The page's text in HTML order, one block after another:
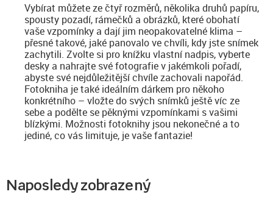
Vybírat můžete ze čtyř rozměrů, několika druhů papíru,
spousty pozadí, rámečků a obrázků, které obohatí
vaše vzpomínky a dají jim neopakovatelné klima –
přesné takové, jaké panovalo ve chvíli, kdy jste snímek
zachytili. Zvolte si pro knížku vlastní nadpis, vyberte
desky a nahrajte své fotografie v jakémkoli pořadí,
abyste své nejdůležitější chvíle zachovali napořád.
Fotokniha je také ideálním dárkem pro někoho
konkrétního – vložte do svých snímků ještě víc ze
sebe a podělte se pěknými vzpomínkami s vašimi
blízkými. Možnosti fotoknihy jsou nekonečné a to
jediné, co vás limituje, je vaše fantazie!
Naposledy zobrazený